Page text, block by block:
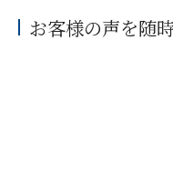
お客様の声を随